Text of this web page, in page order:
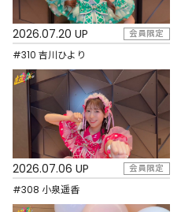
2026.07.20 UP 会員限定
#310 吉川ひより
2026.07.06 UP 会員限定
#308 小泉遥香